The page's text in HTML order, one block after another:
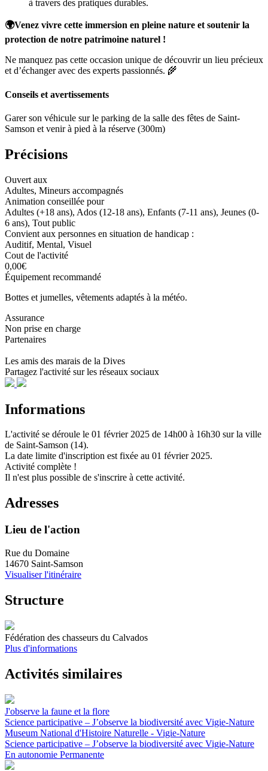
à travers des pratiques durables.
🌍Venez vivre cette immersion en pleine nature et soutenir la
protection de notre patrimoine naturel !
Ne manquez pas cette occasion unique de découvrir un lieu précieux
et d’échanger avec des experts passionnés. 🌾
Conseils et avertissements
Garer son véhicule sur le parking de la salle des fêtes de Saint-
Samson et venir à pied à la réserve (300m)
Précisions
Ouvert aux
Adultes, Mineurs accompagnés
Animation conseillée pour
Adultes (+18 ans), Ados (12-18 ans), Enfants (7-11 ans), Jeunes (0-
6 ans), Tout public
Convient aux personnes en situation de handicap :
Auditif, Mental, Visuel
Cout de l'activité
0,00€
Équipement recommandé
Bottes et jumelles, vêtements adaptés à la météo.
Assurance
Non prise en charge
Partenaires
Les amis des marais de la Dives
Partagez l'activité sur les réseaux sociaux
Informations
L'activité se déroule le 01 février 2025 de 14h00 à 16h30 sur la ville
de Saint-Samson (14).
La date limite d'inscription est fixée au 01 février 2025.
Activité complète !
Il n'est plus possible de s'inscrire à cette activité.
Adresses
Lieu de l'action
Rue du Domaine
14670 Saint-Samson
Visualiser l'itinéraire
Structure
Fédération des chasseurs du Calvados
Plus d'informations
Activités similaires
J'observe la faune et la flore
Science participative – J’observe la biodiversité avec Vigie-Nature
Museum National d'Histoire Naturelle - Vigie-Nature
Science participative – J’observe la biodiversité avec Vigie-Nature
En autonomie Permanente